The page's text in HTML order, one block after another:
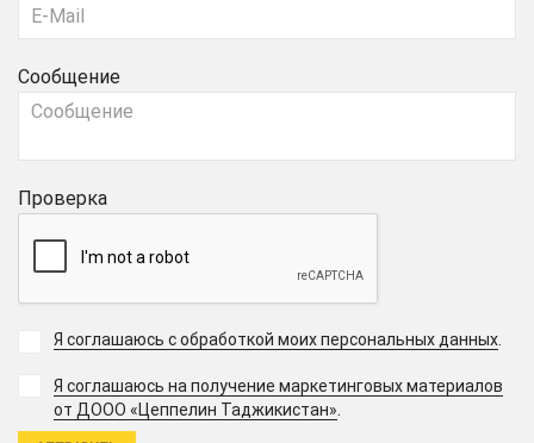
Сообщение
Проверка
Я соглашаюсь с обработкой моих персональных данных.
Я соглашаюсь на получение маркетинговых материалов
от ДООО «Цеппелин Таджикистан».